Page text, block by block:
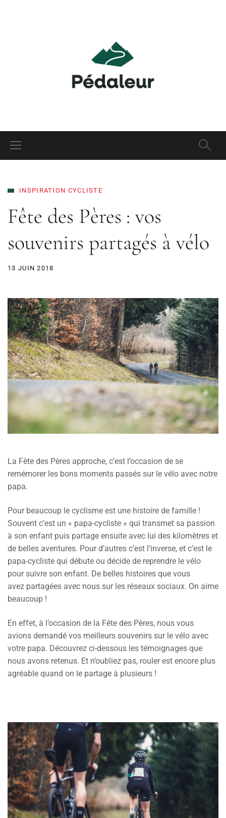
INSPIRATION CYCLISTE
Fête des Pères : vos
souvenirs partagés à vélo
13 JUIN 2018
La Fête des Pères approche, c’est l’occasion de se
remémorer les bons moments passés sur le vélo avec notre
papa.
Pour beaucoup le cyclisme est une histoire de famille !
Souvent c’est un « papa-cycliste » qui transmet sa passion
à son enfant puis partage ensuite avec lui des kilomètres et
de belles aventures. Pour d’autres c’est l’inverse, et c’est le
papa-cycliste qui débute ou décide de reprendre le vélo
pour suivre son enfant. De belles histoires que vous
avez partagées avec nous sur les réseaux sociaux. On aime
beaucoup !
En effet, à l’occasion de la Fête des Pères, nous vous
avions demandé vos meilleurs souvenirs sur le vélo avec
votre papa. Découvrez ci-dessous les témoignages que
nous avons retenus. Et n’oubliez pas, rouler est encore plus
agréable quand on le partage à plusieurs !